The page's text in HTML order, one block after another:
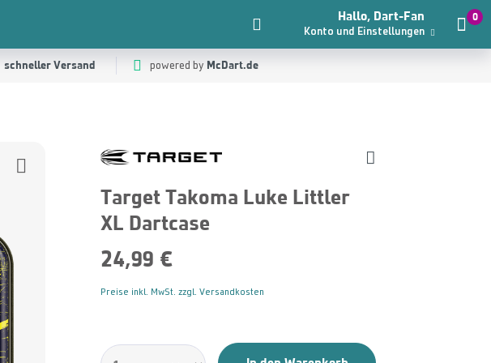
Hallo, Dart-Fan
Konto und Einstellungen
0
schneller Versand powered by McDart.de
Target Takoma Luke Littler
XL Dartcase
24,99 €
Preise inkl. MwSt. zzgl. Versandkosten